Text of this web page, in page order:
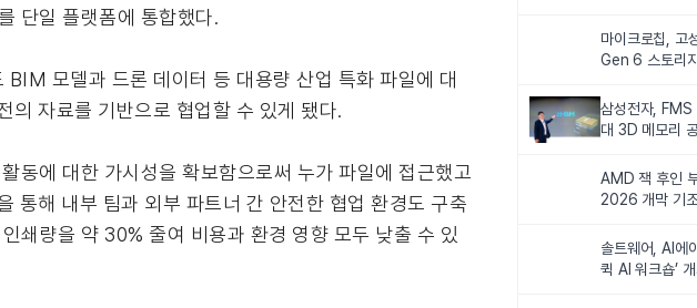
단일 플랫폼에 통합했다.
모델과 드론 데이터 등 대용량 산업 특화 파일에 대
의 자료를 기반으로 협업할 수 있게 됐다.
동에 대한 가시성을 확보함으로써 누가 파일에 접근했고
통해 내부 팀과 외부 파트너 간 안전한 협업 환경도 구축
쇄량을 약 30% 줄여 비용과 환경 영향 모두 낮출 수 있
마이크로칩, 고
Gen 6 스토리
삼성전자,
대 3D 메모리
AMD 잭 후인
2026 개막 기
솔트웨어, AI에
퀵 AI 워크숍’